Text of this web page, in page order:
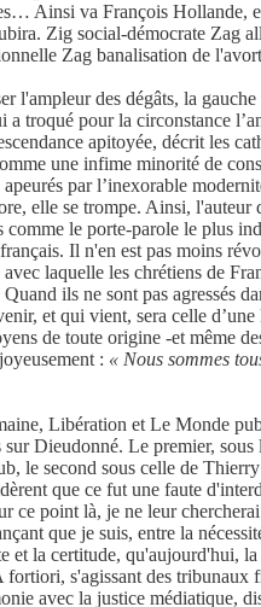
Ainsi va François Hollande,
Zig social-démocrate Zag
Zag banalisation de
l'ampleur des dégâts, la
a troqué pour la circonstance
apitoyée, décrit les
une infime minorité de
par l’inexorable
elle se trompe. Ainsi, l'auteur
comme le porte-parole le plus
Il n'en est pas moins
laquelle les chrétiens de
ils ne sont pas agressés
et qui vient, sera celle
de toute origine -et même
: « Nous sommes
Libération et Le Monde
sur Dieudonné. Le premier, sous
le second sous celle de
que ce fut une faute
ce point là, je ne leur
que je suis, entre la
et la certitude, qu'aujourd'hui,
fortiori, s'agissant des tribunaux
avec la justice médiatique,